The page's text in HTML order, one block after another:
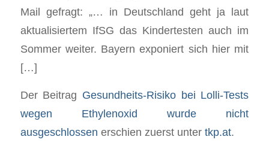
Mail gefragt: „… in Deutschland geht ja laut
aktualisiertem IfSG das Kindertesten auch im
Sommer weiter. Bayern exponiert sich hier mit
[…]
Der Beitrag Gesundheits-Risiko bei Lolli-Tests
wegen Ethylenoxid wurde nicht
ausgeschlossen erschien zuerst unter tkp.at.